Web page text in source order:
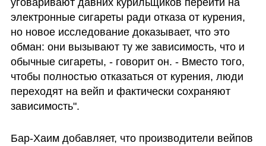
уговаривают давних курильщиков перейти на
электронные сигареты ради отказа от курения,
но новое исследование доказывает, что это
обман: они вызывают ту же зависимость, что и
обычные сигареты, - говорит он. - Вместо того,
чтобы полностью отказаться от курения, люди
переходят на вейп и фактически сохраняют
зависимость".
Бар-Хаим добавляет, что производители вейпов